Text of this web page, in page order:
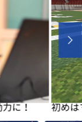
に！ 初め